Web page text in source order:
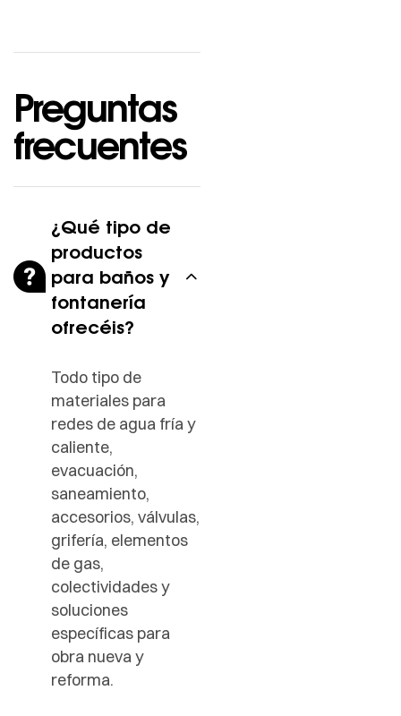
Preguntas
frecuentes
¿Qué tipo de
productos
para baños y
fontanería
ofrecéis?
Todo tipo de
materiales para
redes de agua fría y
caliente,
evacuación,
saneamiento,
accesorios, válvulas,
grifería, elementos
de gas,
colectividades y
soluciones
específicas para
obra nueva y
reforma.